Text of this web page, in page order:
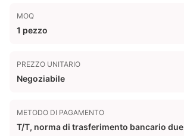
MOQ
1 pezzo
PREZZO UNITARIO
Negoziabile
METODO DI PAGAMENTO
T/T, norma di trasferimento bancario due